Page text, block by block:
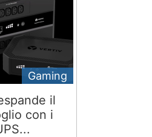
Gaming
il
con i